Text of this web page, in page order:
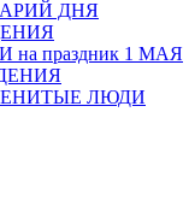
ДНЯ
на праздник 1 МАЯ
ЛЮДИ